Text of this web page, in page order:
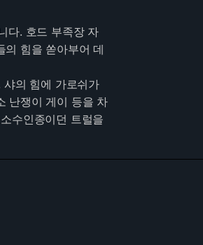
다. 호드 부족장 자
의 힘을 쏟아부어 데
의 힘에 가로쉬가
난쟁이 게이 등을 차
수인종이던 트럴을